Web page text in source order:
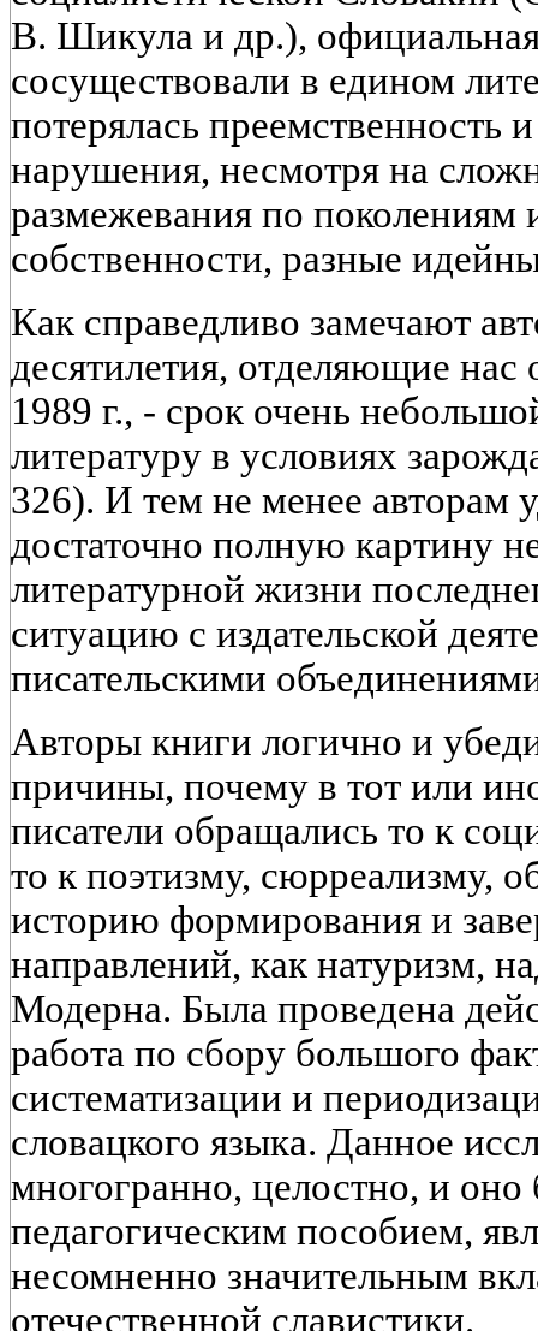
В. Шикула и др.),
сосуществовали в едином
потерялась преемственность
нарушения, несмотря на
размежевания по поколениям
собственности, разные
Как справедливо замечают
десятилетия, отделяющие нас
1989 г., - срок очень
литературу в условиях
326). И тем не менее авторам
достаточно полную картину
литературной жизни
ситуацию с издательской
писательскими
Авторы книги логично и
причины, почему в тот или
писатели обращались то к
то к поэтизму, сюрреализму,
историю формирования и
направлений, как натуризм,
Модерна. Была проведена
работа по сбору большого
систематизации и
словацкого языка. Данное
многогранно, целостно, и
педагогическим пособием,
несомненно значительным
отечественной славистики.